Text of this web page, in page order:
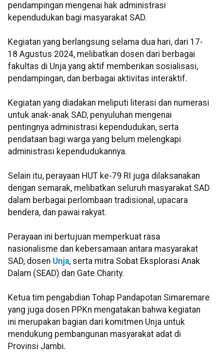
pendampingan mengenai hak administrasi
kependudukan bagi masyarakat SAD.
Kegiatan yang berlangsung selama dua hari, dari 17-
18 Agustus 2024, melibatkan dosen dari berbagai
fakultas di Unja yang aktif memberikan sosialisasi,
pendampingan, dan berbagai aktivitas interaktif.
Kegiatan yang diadakan meliputi literasi dan numerasi
untuk anak-anak SAD, penyuluhan mengenai
pentingnya administrasi kependudukan, serta
pendataan bagi warga yang belum melengkapi
administrasi kependudukannya.
Selain itu, perayaan HUT ke-79 RI juga dilaksanakan
dengan semarak, melibatkan seluruh masyarakat SAD
dalam berbagai perlombaan tradisional, upacara
bendera, dan pawai rakyat.
Perayaan ini bertujuan memperkuat rasa
nasionalisme dan kebersamaan antara masyarakat
SAD, dosen Unja, serta mitra Sobat Eksplorasi Anak
Dalam (SEAD) dan Gate Charity.
Ketua tim pengabdian Tohap Pandapotan Simaremare
yang juga dosen PPKn mengatakan bahwa kegiatan
ini merupakan bagian dari komitmen Unja untuk
mendukung pembangunan masyarakat adat di
Provinsi Jambi.